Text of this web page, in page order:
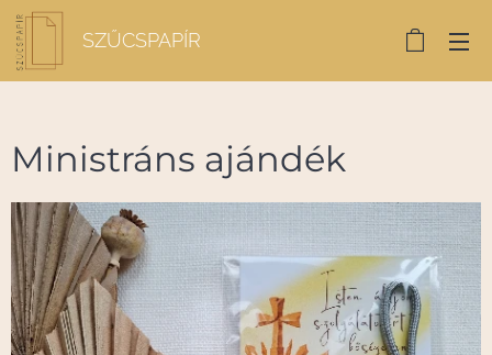
SZŰCSPAPÍR
Ministráns ajándék